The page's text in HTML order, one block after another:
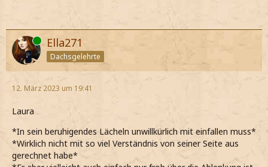
Online Ella271
Dachsgelehrte
12. März 2023 um 19:41
Laura
*In sein beruhigendes Lächeln unwillkürlich mit einfallen muss*
*Wirklich nicht mit so viel Verständnis von seiner Seite aus
gerechnet habe*